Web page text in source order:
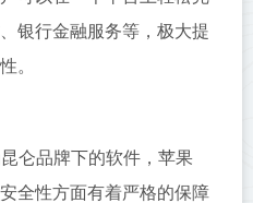
银行金融服务等，极大提
。
仑品牌下的软件，苹果
全性方面有着严格的保障